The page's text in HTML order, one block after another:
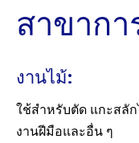
สาขาก
งานไม้:
ใช้สำหรับตัด แกะสลัก
งานฝีมือและอื่น ๆ